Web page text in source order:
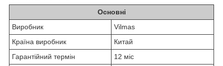
Основні
Виробник
Vilmas
Країна виробник
Китай
Гарантійний термін
12 міс